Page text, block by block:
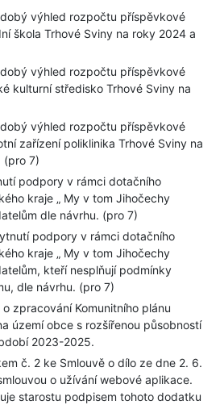
výhled rozpočtu příspěvkové
škola Trhové Sviny na roky 2024 a
výhled rozpočtu příspěvkové
kulturní středisko Trhové Sviny na
výhled rozpočtu příspěvkové
zařízení poliklinika Trhové Sviny na
(pro 7)
podpory v rámci dotačního
kraje „ My v tom Jihočechy
dle návrhu. (pro 7)
podpory v rámci dotačního
kraje „ My v tom Jihočechy
kteří nesplňují podmínky
dle návrhu. (pro 7)
o zpracování Komunitního plánu
území obce s rozšířenou působností
2023-2025.
č. 2 ke Smlouvě o dílo ze dne 2. 6.
o užívání webové aplikace.
starostu podpisem tohoto dodatku